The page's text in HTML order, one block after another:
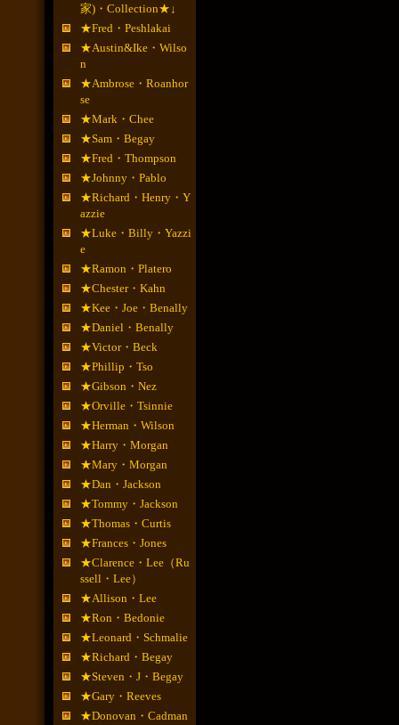
家)・Collection★↓
★Fred・Peshlakai
★Austin&Ike・Wilso
n
★Ambrose・Roanhor
se
★Mark・Chee
★Sam・Begay
★Fred・Thompson
★Johnny・Pablo
★Richard・Henry・Y
azzie
★Luke・Billy・Yazzi
e
★Ramon・Platero
★Chester・Kahn
★Kee・Joe・Benally
★Daniel・Benally
★Victor・Beck
★Phillip・Tso
★Gibson・Nez
★Orville・Tsinnie
★Herman・Wilson
★Harry・Morgan
★Mary・Morgan
★Dan・Jackson
★Tommy・Jackson
★Thomas・Curtis
★Frances・Jones
★Clarence・Lee（Ru
ssell・Lee）
★Allison・Lee
★Ron・Bedonie
★Leonard・Schmalie
★Richard・Begay
★Steven・J・Begay
★Gary・Reeves
★Donovan・Cadman